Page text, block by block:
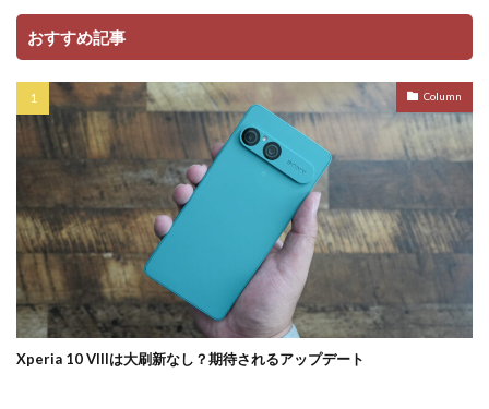
おすすめ記事
Column
Xperia 10 VIIIは大刷新なし？期待されるアップデート